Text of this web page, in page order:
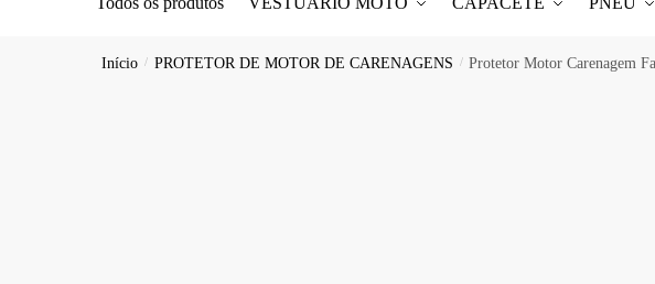
Início / PROTETOR DE MOTOR DE CARENAGENS / Protetor Motor Carenagem